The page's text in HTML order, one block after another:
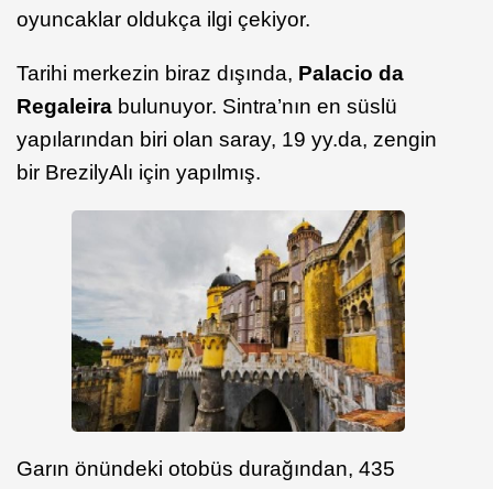
oyuncaklar oldukça ilgi çekiyor.
Tarihi merkezin biraz dışında, Palacio da
Regaleira bulunuyor. Sintra’nın en süslü
yapılarından biri olan saray, 19 yy.da, zengin
bir BrezilyAlı için yapılmış.
Garın önündeki otobüs durağından, 435